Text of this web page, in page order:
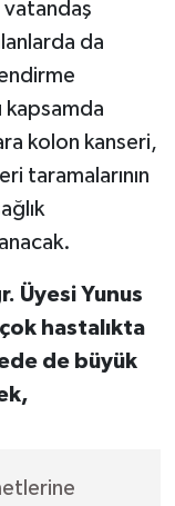
vatandaş
da
kolon kanseri,
taramalarının
Üyesi Yunus
hastalıkta
de büyük